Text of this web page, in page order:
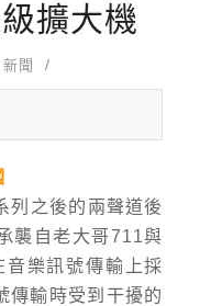
擴大機
新聞 /
列之後的兩聲道後
襲自老大哥711與
樂訊號傳輸上採
傳輸時受到干擾的